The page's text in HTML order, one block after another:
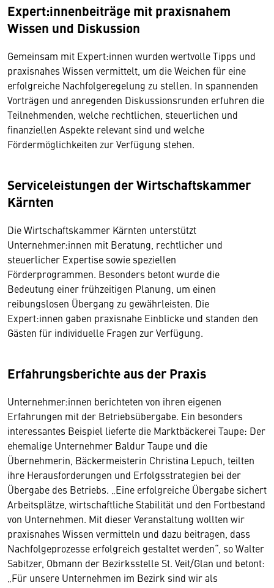
Expert:innenbeiträge mit praxisnahem
Wissen und Diskussion
Gemeinsam mit Expert:innen wurden wertvolle Tipps und
praxisnahes Wissen vermittelt, um die Weichen für eine
erfolgreiche Nachfolgeregelung zu stellen. In spannenden
Vorträgen und anregenden Diskussionsrunden erfuhren die
Teilnehmenden, welche rechtlichen, steuerlichen und
finanziellen Aspekte relevant sind und welche
Fördermöglichkeiten zur Verfügung stehen.
Serviceleistungen der Wirtschaftskammer
Kärnten
Die Wirtschaftskammer Kärnten unterstützt
Unternehmer:innen mit Beratung, rechtlicher und
steuerlicher Expertise sowie speziellen
Förderprogrammen. Besonders betont wurde die
Bedeutung einer frühzeitigen Planung, um einen
reibungslosen Übergang zu gewährleisten. Die
Expert:innen gaben praxisnahe Einblicke und standen den
Gästen für individuelle Fragen zur Verfügung.
Erfahrungsberichte aus der Praxis
Unternehmer:innen berichteten von ihren eigenen
Erfahrungen mit der Betriebsübergabe. Ein besonders
interessantes Beispiel lieferte die Marktbäckerei Taupe: Der
ehemalige Unternehmer Baldur Taupe und die
Übernehmerin, Bäckermeisterin Christina Lepuch, teilten
ihre Herausforderungen und Erfolgsstrategien bei der
Übergabe des Betriebs. „Eine erfolgreiche Übergabe sichert
Arbeitsplätze, wirtschaftliche Stabilität und den Fortbestand
von Unternehmen. Mit dieser Veranstaltung wollten wir
praxisnahes Wissen vermitteln und dazu beitragen, dass
Nachfolgeprozesse erfolgreich gestaltet werden“, so Walter
Sabitzer, Obmann der Bezirksstelle St. Veit/Glan und betont:
„Für unsere Unternehmen im Bezirk sind wir als